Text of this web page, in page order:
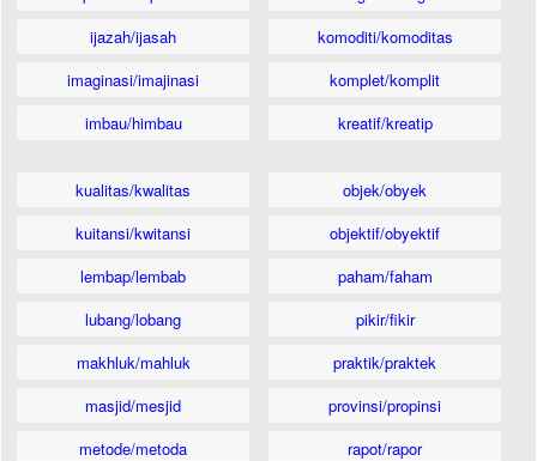
ijazah/ijasah
imaginasi/imajinasi
imbau/himbau
komoditi/komoditas
komplet/komplit
kreatif/kreatip
kualitas/kwalitas
kuitansi/kwitansi
lembap/lembab
lubang/lobang
makhluk/mahluk
masjid/mesjid
metode/metoda
objek/obyek
objektif/obyektif
paham/faham
pikir/fikir
praktik/praktek
provinsi/propinsi
rapot/rapor